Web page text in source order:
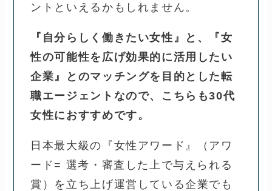
ントといえるかもしれません。
『自分らしく働きたい女性』と、『女
性の可能性を広げ効果的に活用したい
企業』とのマッチングを目的とした転
職エージェントなので、こちらも30代
女性におすすめです。
日本最大級の『女性アワード』（アワ
ード= 選考・審査した上で与えられる
賞）を立ち上げ運営している企業でも